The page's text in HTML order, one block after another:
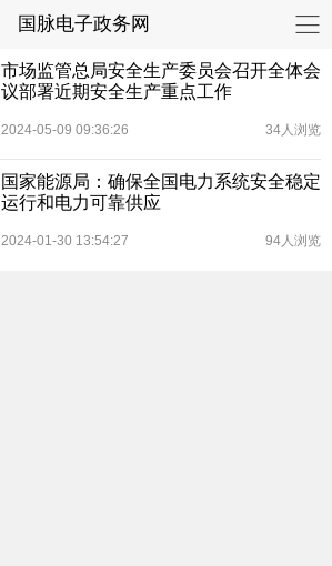
国脉电子政务网
市场监管总局安全生产委员会召开全体会
议部署近期安全生产重点工作
2024-05-09 09:36:26 34人浏览
国家能源局：确保全国电力系统安全稳定
运行和电力可靠供应
2024-01-30 13:54:27 94人浏览